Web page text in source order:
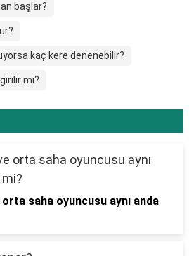
başlar?
kaç kere denenebilir?
mi?
saha oyuncusu aynı anda